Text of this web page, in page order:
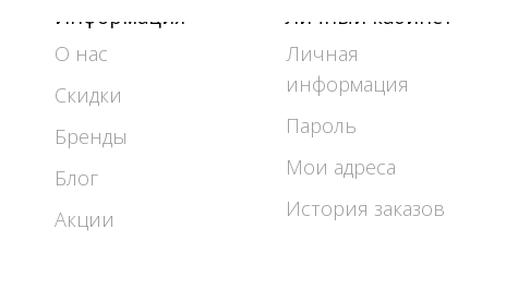
Информация
О нас
Скидки
Бренды
Блог
Акции
Личный кабинет
Личная
информация
Пароль
Мои адреса
История заказов